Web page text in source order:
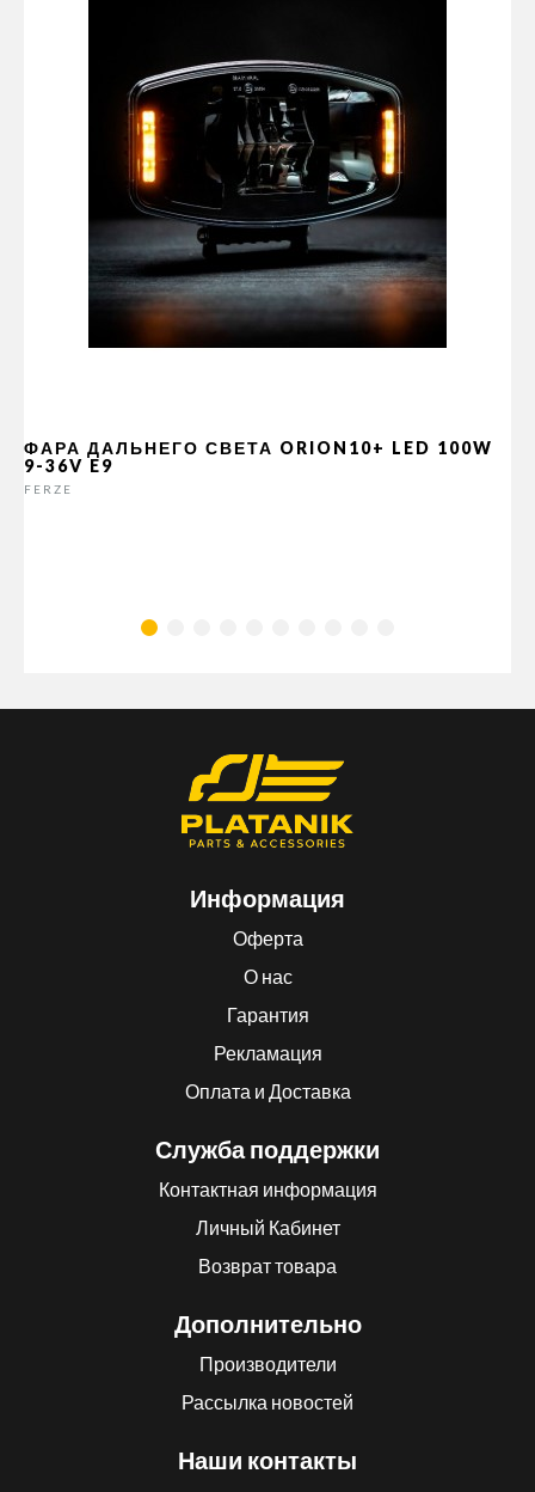
ФАРА ДАЛЬНЕГО СВЕТА ORION10+ LED 100W
9-36V E9
FERZE
Информация
Оферта
О нас
Гарантия
Рекламация
Оплата и Доставка
Служба поддержки
Контактная информация
Личный Кабинет
Возврат товара
Дополнительно
Производители
Рассылка новостей
Наши контакты